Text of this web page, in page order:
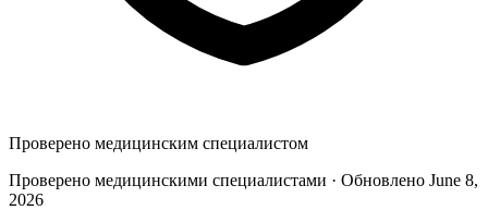
Проверено медицинским специалистом
Проверено медицинскими специалистами · Обновлено June 8,
2026